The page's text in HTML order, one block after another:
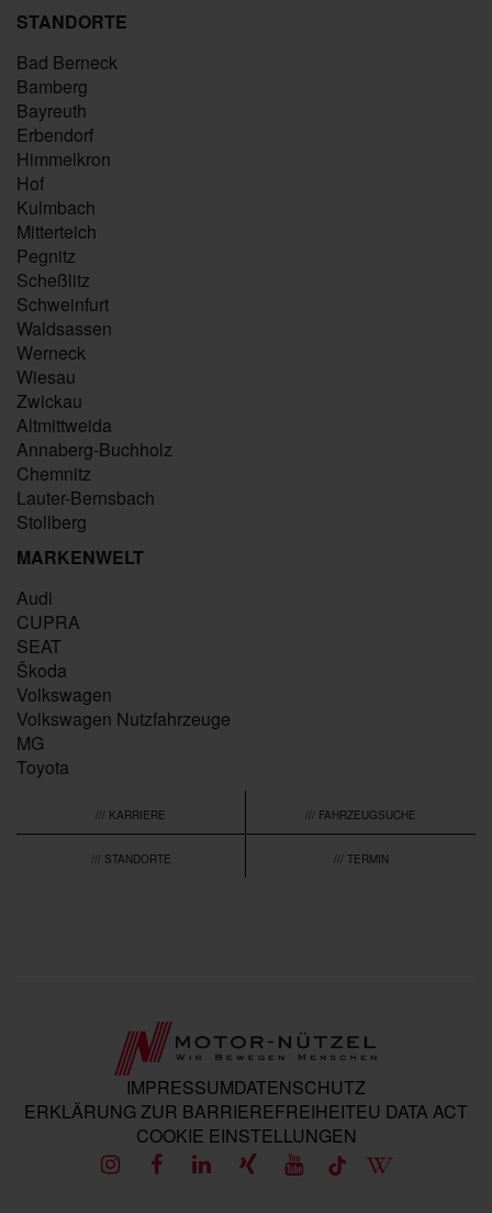
STANDORTE
Bad Berneck
Bamberg
Bayreuth
Erbendorf
Himmelkron
Hof
Kulmbach
Mitterteich
Pegnitz
Scheßlitz
Schweinfurt
Waldsassen
Werneck
Wiesau
Zwickau
Altmittweida
Annaberg-Buchholz
Chemnitz
Lauter-Bernsbach
Stollberg
MARKENWELT
Audi
CUPRA
SEAT
Škoda
Volkswagen
Volkswagen Nutzfahrzeuge
MG
Toyota
/// KARRIERE /// FAHRZEUGSUCHE
/// STANDORTE /// TERMIN
IMPRESSUMDATENSCHUTZ
ERKLÄRUNG ZUR BARRIEREFREIHEITEU DATA ACT
COOKIE EINSTELLUNGEN